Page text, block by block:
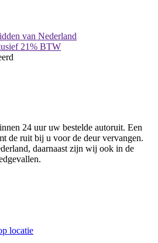
van Nederland
21% BTW
24 uur uw bestelde autoruit. Een
de ruit bij u voor de deur vervangen.
daarnaast zijn wij ook in de
locatie